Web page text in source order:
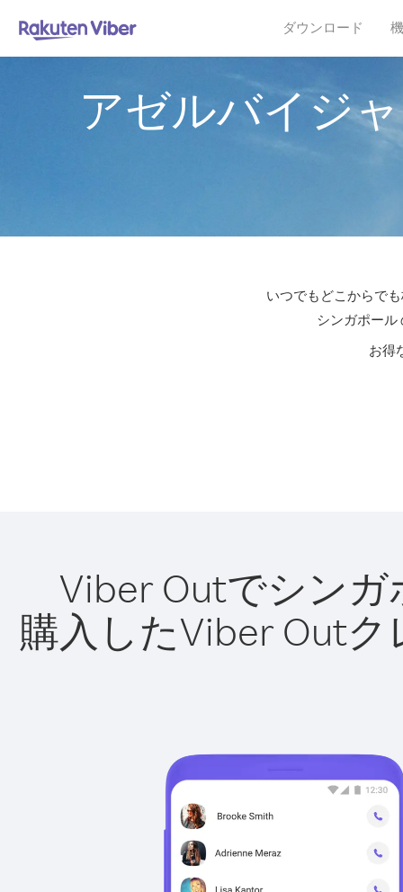
ダウンロード
アゼルバイジ
いつでもどこからで
シンガポール
お得
Viber Outでシン
購入したViber Out